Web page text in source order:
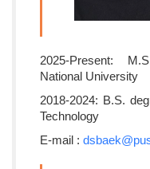
2025-Present:
National University
2018-2024: B.S.
Technology
E-mail :